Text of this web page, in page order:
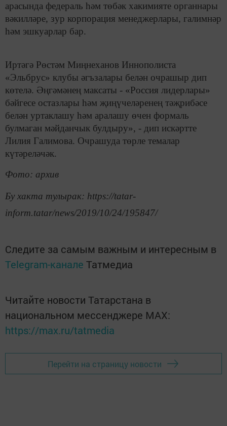
арасында федераль һәм төбәк хакимияте органнары
вәкилләре, зур корпорация менеджерлары, галимнәр
һәм эшкуарлар бар.
Иртәгә Рөстәм Миңнеханов Иннополиста
«Эльбрус» клубы әгъзалары белән очрашыр дип
көтелә. Әңгәмәнең максаты - «Россия лидерлары»
бәйгесе остазлары һәм җиңүчеләренең тәҗрибәсе
белән уртаклашу һәм аралашу өчен формаль
булмаган мәйданчык булдыру», - дип искәртте
Лилия Галимова. Очрашуда төрле темалар
күтәреләчәк.
Фото: архив
Бу хакта тулырак: https://tatar-
inform.tatar/news/2019/10/24/195847/
Следите за самым важным и интересным в
Telegram-канале Татмедиа
Читайте новости Татарстана в
национальном мессенджере MАХ:
https://max.ru/tatmedia
Перейти на страницу новости